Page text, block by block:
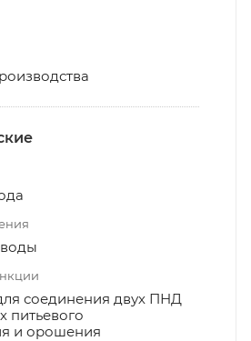
соединения двух ПНД
питьевого
и орошения